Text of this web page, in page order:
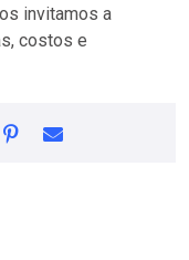
invitamos a
costos e